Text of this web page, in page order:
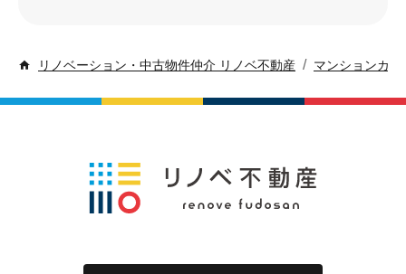
リノベーション・中古物件仲介 リノベ不動産 / マンションカル